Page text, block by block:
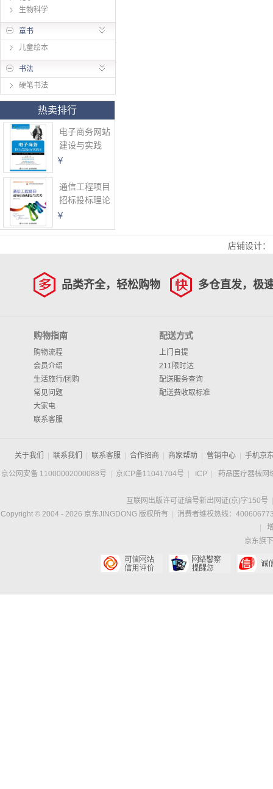
生物科学
童书
儿童绘本
书法
硬笔书法
热卖排行
电子商务网站
建设与实践
第4版
￥
通信工程项目
招标投标理论
与实务
￥
店铺设计：
品类齐全，轻松购物 多仓直发，极
购物指南
购物流程
会员介绍
生活旅行/团购
常见问题
大家电
联系客服
配送方式
上门自提
211限时达
配送服务查询
配送费收取标准
关于我们 联系我们 联系客服 合作招商 商家帮助 营销中心 手机京
京公网安备 11000002000088号 京ICP备11041704号 ICP 药品医疗器械网
互联网出版许可证编号新出网证(京)字150号
Copyright © 2004 - 2026 京东JINGDONG 版权所有
消费者维权热线：
京东旗